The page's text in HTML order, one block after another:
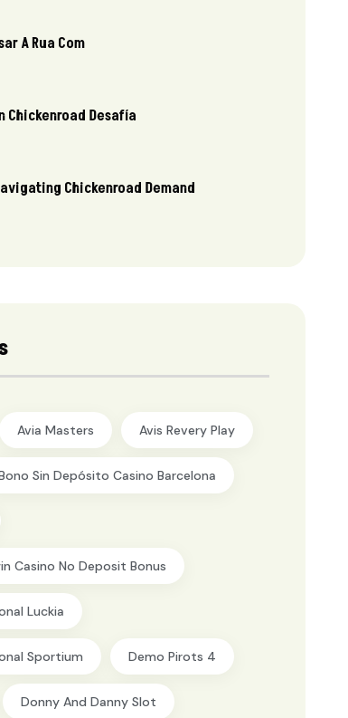
A Rua Com
Chickenroad Desafía
Chickenroad Demand
Avia Masters Avis Revery Play
Sin Depósito Casino Barcelona
Casino No Deposit Bonus
Luckia
Sportium Demo Pirots 4
Donny And Danny Slot